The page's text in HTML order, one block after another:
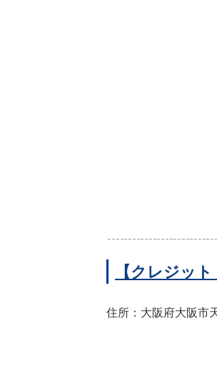
【クレジッ
住所：大阪府大阪市